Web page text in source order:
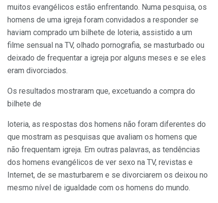
muitos evangélicos estão enfrentando. Numa pesquisa, os
homens de uma igreja foram convidados a responder se
haviam comprado um bilhete de loteria, assistido a um
filme sensual na TV, olhado pornografia, se masturbado ou
deixado de frequentar a igreja por alguns meses e se eles
eram divorciados.
Os resultados mostraram que, excetuando a compra do
bilhete de
loteria, as respostas dos homens não foram diferentes do
que mostram as pesquisas que avaliam os homens que
não frequentam igreja. Em outras palavras, as tendências
dos homens evangélicos de ver sexo na TV, revistas e
Internet, de se masturbarem e se divorciarem os deixou no
mesmo nível de igualdade com os homens do mundo.